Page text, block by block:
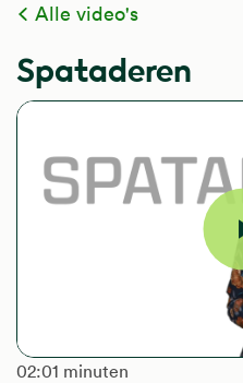
Alle video's
Spataderen
The length of the video is
02:01 minuten